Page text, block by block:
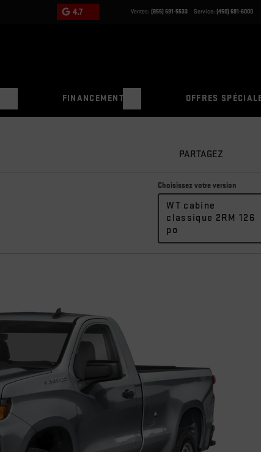
4.7 Ventes: (855) 691-5533 Service: (450) 691-6000
FINANCEMENT OFFRES
PARTAGEZ
Choisissez votre version
WT cabine
classique 2RM 126
po